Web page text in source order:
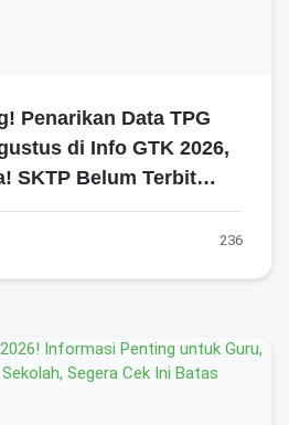
Penarikan Data TPG
di Info GTK 2026,
SKTP Belum Terbit
236